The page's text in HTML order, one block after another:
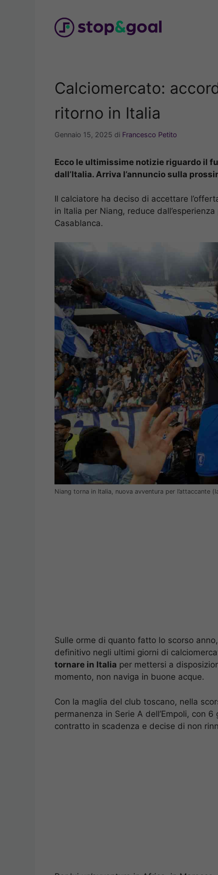
Calciomercato:
ritorno in Italia
Gennaio 15, 2025 di Francesco Petito
Ecco le ultimissime notizie riguardo il
dall’Italia. Arriva l’annuncio sulla
Il calciatore ha deciso di accettare
in Italia per Niang, reduce
Casablanca.
Niang torna in Italia, nuova avventura per l’attaccante
Sulle orme di quanto fatto lo scorso
definitivo negli ultimi giorni di
tornare in Italia per mettersi a
momento, non naviga in buone acque.
Con la maglia del club toscano, nella
permanenza in Serie A dell’Empoli, con
contratto in scadenza e decise di non